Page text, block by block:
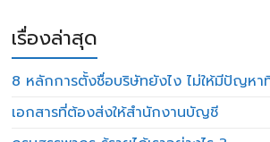
เรื่องล่าสุด
8 หลักการตั้งชื่อบริษัทยังไง ไม่ให้มีปัญหา
เอกสารที่ต้องส่งให้สำนักงานบัญชี